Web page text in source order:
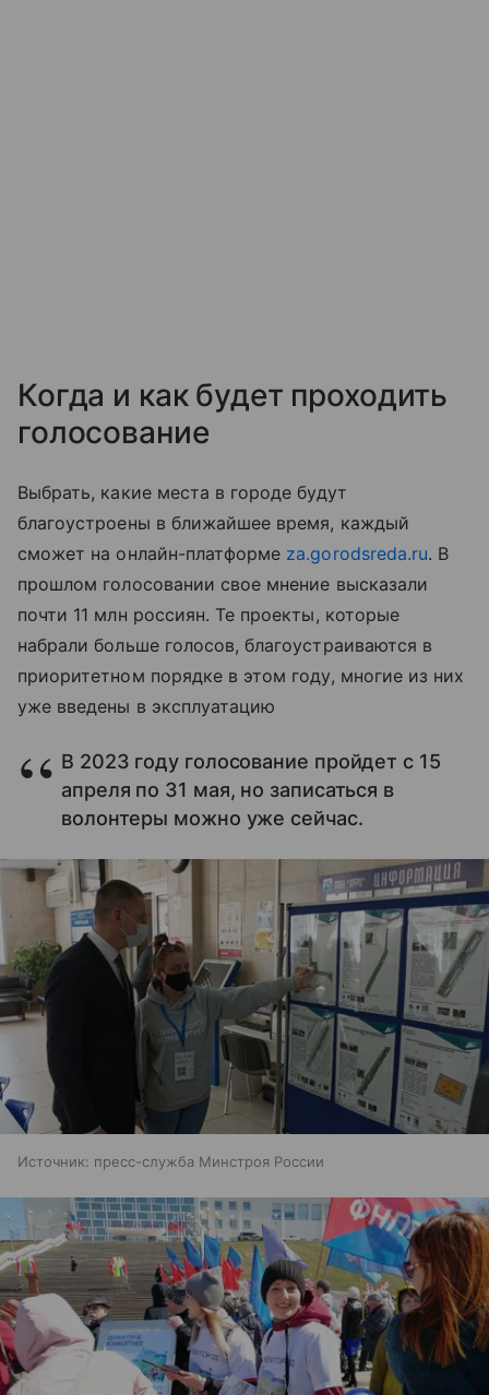
Когда и как будет проходить
голосование
Выбрать, какие места в городе будут
благоустроены в ближайшее время, каждый
сможет на онлайн-платформе za.gorodsreda.ru. В
прошлом голосовании свое мнение высказали
почти 11 млн россиян. Те проекты, которые
набрали больше голосов, благоустраиваются в
приоритетном порядке в этом году, многие из них
уже введены в эксплуатацию
В 2023 году голосование пройдет с 15
апреля по 31 мая, но записаться в
волонтеры можно уже сейчас.
Источник: пресс-служба Минстроя России